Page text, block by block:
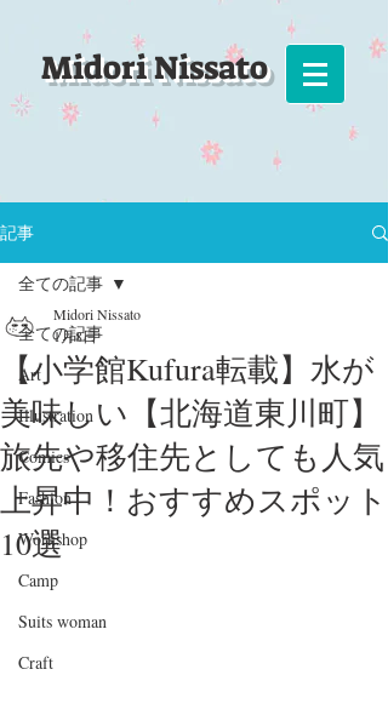
Midori Nissato
記事
全ての記事
Art
Illustration
Comics
Fashion
Workshop
Camp
Suits woman
Craft
全ての記事
【小学館Kufura転載】水が
美味しい【北海道東川町】
旅先や移住先としても人気
上昇中！おすすめスポット
10選
Midori Nissato
1月8日